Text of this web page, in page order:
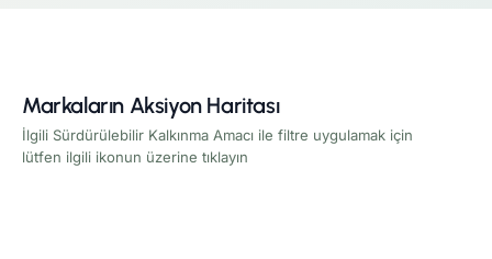
Markaların Aksiyon Haritası
İlgili Sürdürülebilir Kalkınma Amacı ile filtre uygulamak için
lütfen ilgili ikonun üzerine tıklayın